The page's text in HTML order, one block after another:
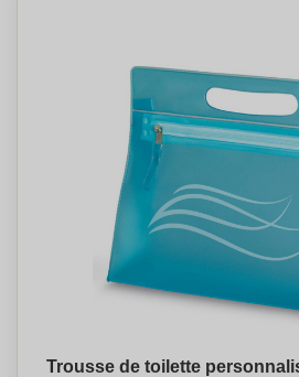
Trousse de toilette